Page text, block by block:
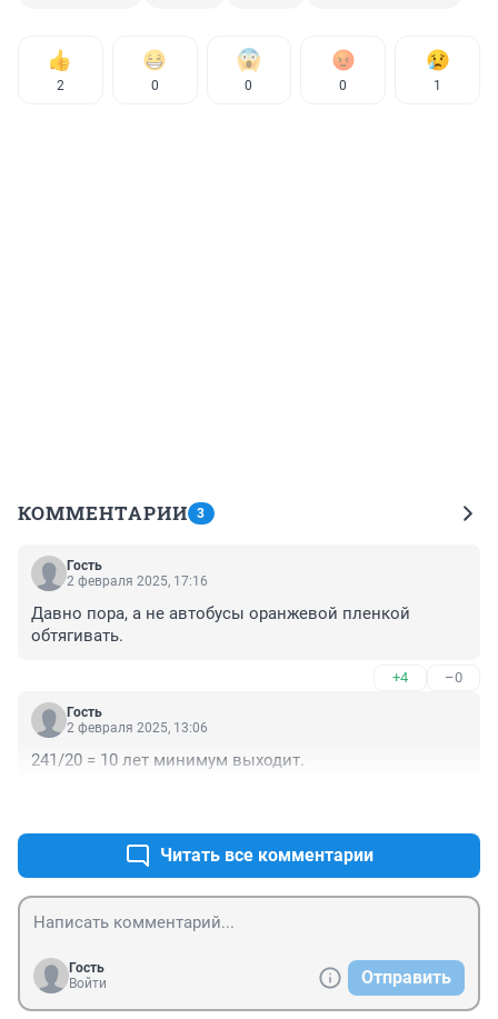
2 0 0 0 1
КОММЕНТАРИИ 3
Гость
2 февраля 2025, 17:16
Давно пора, а не автобусы оранжевой пленкой
обтягивать.
+4 –0
Гость
2 февраля 2025, 13:06
241/20 = 10 лет минимум выходит.
Читать все комментарии
Гость
Войти
Отправить